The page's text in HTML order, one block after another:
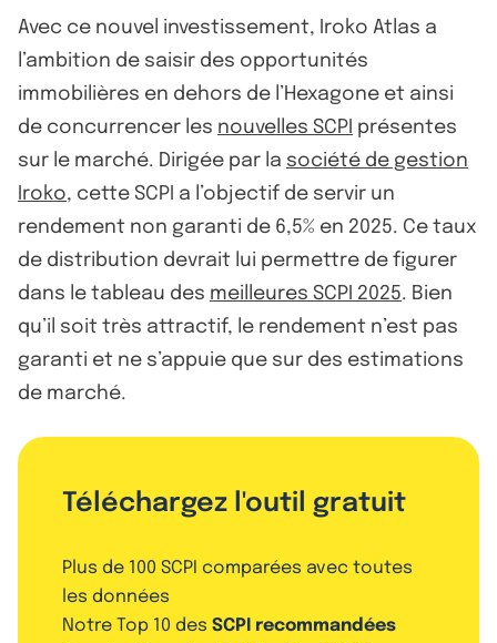
Avec ce nouvel investissement, Iroko Atlas a
l’ambition de saisir des opportunités
immobilières en dehors de l’Hexagone et ainsi
de concurrencer les nouvelles SCPI présentes
sur le marché. Dirigée par la société de gestion
Iroko, cette SCPI a l’objectif de servir un
rendement non garanti de 6,5% en 2025. Ce taux
de distribution devrait lui permettre de figurer
dans le tableau des meilleures SCPI 2025. Bien
qu’il soit très attractif, le rendement n’est pas
garanti et ne s’appuie que sur des estimations
de marché.
Téléchargez l'outil gratuit
Plus de 100 SCPI comparées avec toutes
les données
Notre Top 10 des SCPI recommandées